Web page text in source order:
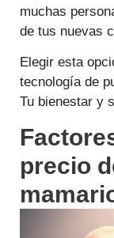
muchas
de tus nuevas
Elegir esta
tecnología de
Tu bienestar y
precio